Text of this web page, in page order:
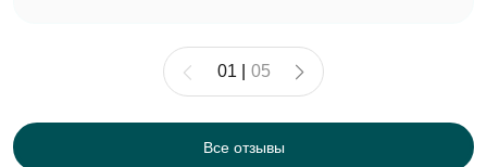
01 05
Все отзывы